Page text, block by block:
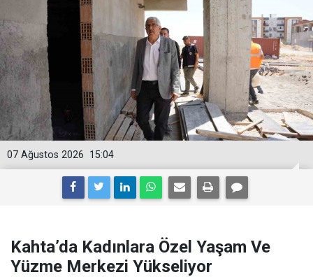
15:04
07 Ağustos 2026
Kahta’da Kadınlara Özel Yaşam Ve
Yüzme Merkezi Yükseliyor